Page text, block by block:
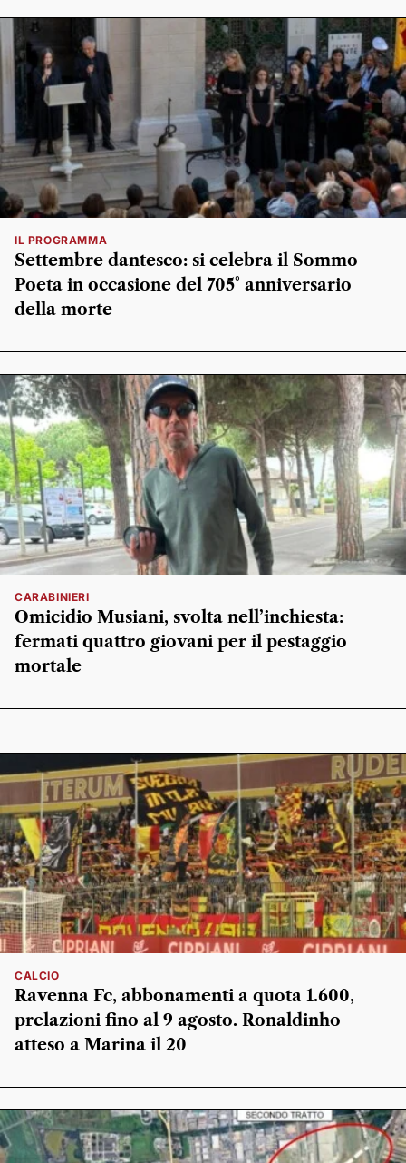
IL PROGRAMMA
Settembre dantesco: si celebra il Sommo
Poeta in occasione del 705° anniversario
della morte
CARABINIERI
Omicidio Musiani, svolta nell’inchiesta:
fermati quattro giovani per il pestaggio
mortale
CALCIO
Ravenna Fc, abbonamenti a quota 1.600,
prelazioni fino al 9 agosto. Ronaldinho
atteso a Marina il 20